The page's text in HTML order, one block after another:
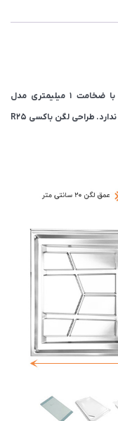
سینک ظرفشویی باکسی روکار اخوان مدل 303s با ضخامت ۱ میلیمتری مدل
پرطرفداری است. این مدل جامایع متصل روی سینک ندارد. طراحی لگن باکسی R25